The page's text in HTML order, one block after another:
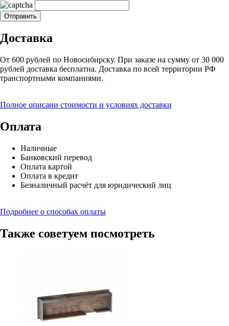
Доставка
От 600 рублей по Новосибирску. При заказе на сумму от 30 000
рублей доставка бесплатна. Доставка по всей территории РФ
транспортными компаниями.
Полное описани стоимости и условиях доставки
Оплата
Наличные
Банковский перевод
Оплата картой
Оплата в кредит
Безналичный расчёт для юридический лиц
Подробнее о способах оплаты
Также советуем посмотреть